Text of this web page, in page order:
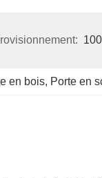
en bois, Porte en